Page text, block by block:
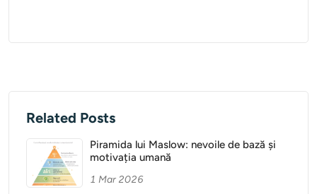
Related Posts
Piramida lui Maslow: nevoile de bază și
motivația umană
1 Mar 2026